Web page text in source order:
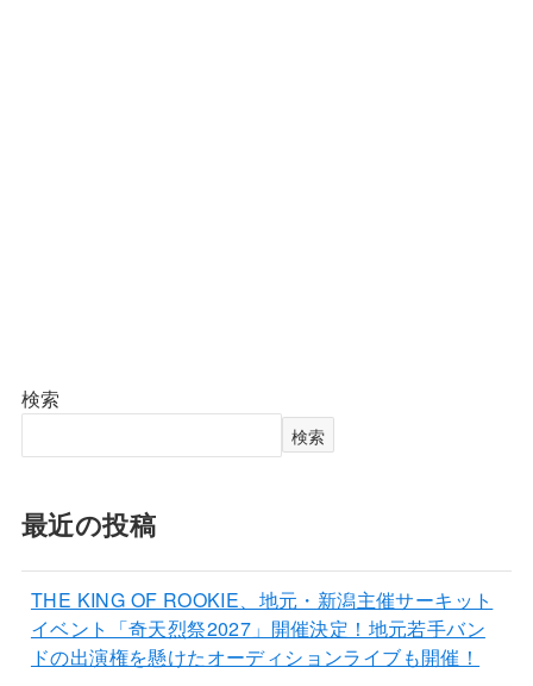
検索
検索
最近の投稿
THE KING OF ROOKIE、地元・新潟主催サーキット
イベント「奇天烈祭2027」開催決定！地元若手バン
ドの出演権を懸けたオーディションライブも開催！